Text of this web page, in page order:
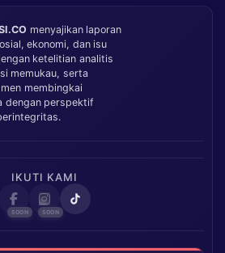
menyajikan laporan
ekonomi, dan isu
ketelitian analitis
memukau, serta
membingkai
dengan perspektif
IKUTI KAMI